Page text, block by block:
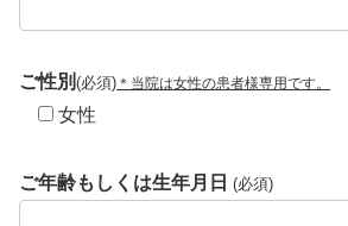
ご性別 (必須) ＊当院は女性の患者様専用です。
女性
ご年齢もしくは生年月日 (必須)